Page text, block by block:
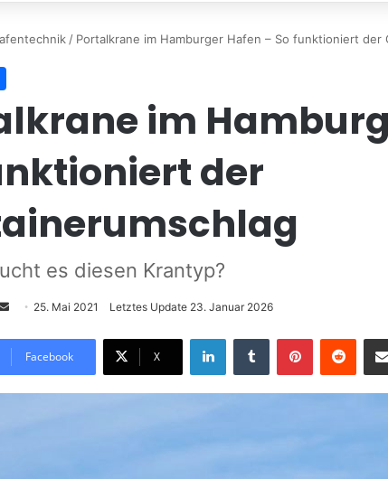
/ Portalkrane im Hamburger Hafen – So funktioniert der
im
der
es diesen Krantyp?
n
e
25. Mai 2021 Letztes Update 23. Januar 2026
Facebook X